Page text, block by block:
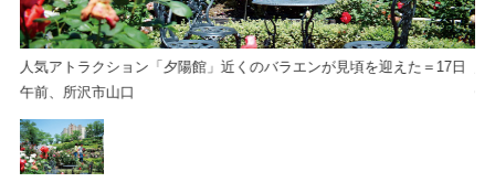
人気アトラクション「夕陽館」近くのバラエンが見頃を迎えた＝17日
午前、所沢市山口